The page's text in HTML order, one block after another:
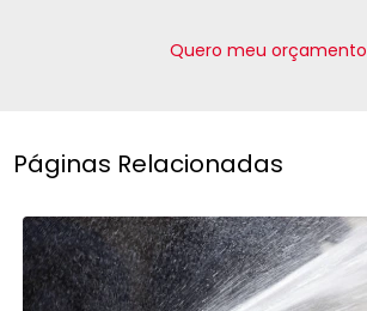
Quero meu orçamento
Páginas Relacionadas